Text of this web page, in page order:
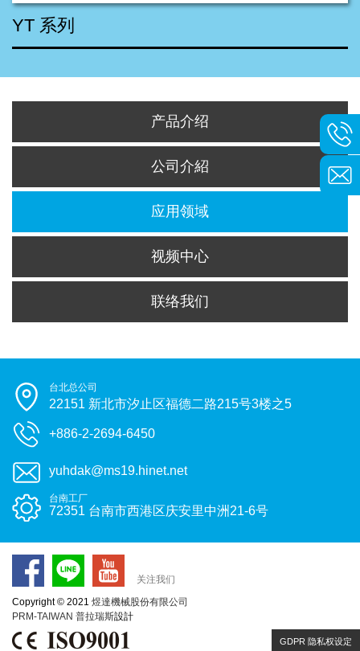
YT 系列
产品介绍
公司介紹
应用领域
视频中心
联络我们
台北总公司
22151 新北市汐止区福德二路215号3楼之5
+886-2-2694-6450
yuhdak@ms19.hinet.net
台南工厂
72351 台南市西港区庆安里中洲21-6号
关注我们
Copyright © 2021 煜達機械股份有限公司
PRM-TAIWAN 普拉瑞斯設計
GDPR 隐私权设定